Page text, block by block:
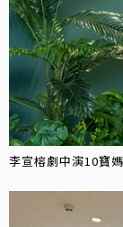
李宣榕劇中演10寶